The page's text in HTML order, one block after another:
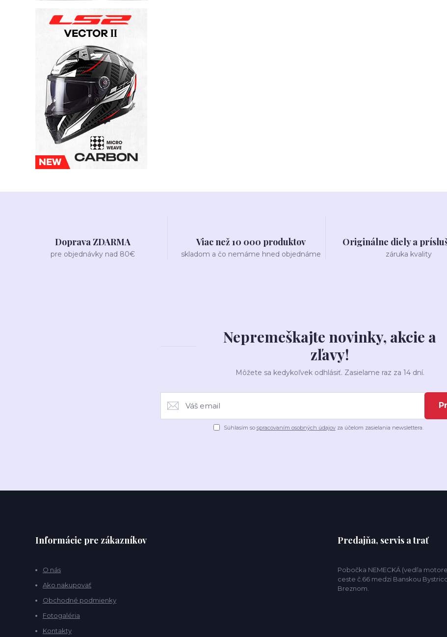
Doprava ZDARMA
pre objednávky nad 80€
Viac než 10 000 produktov
skladom a čo nemáme hned objednáme
Originálne diely a
záruka kvality
Nepremeškajte novinky, akcie a
zľavy!
Môžete sa kedykoľvek odhlásiť. Zasielame raz za 14 dní.
Súhlasím so spracovaním osobných údajovza účelom zasielania newslettera.
Informácie pre zákazníkov
O nás
Ako nakupovať
Obchodné podmienky
Fotogaléria
Kontakty
Predajňa, servis a trať
Pobočka NEMECKÁ (vedľa
ceste č.66 medzi Banskou
Breznom.